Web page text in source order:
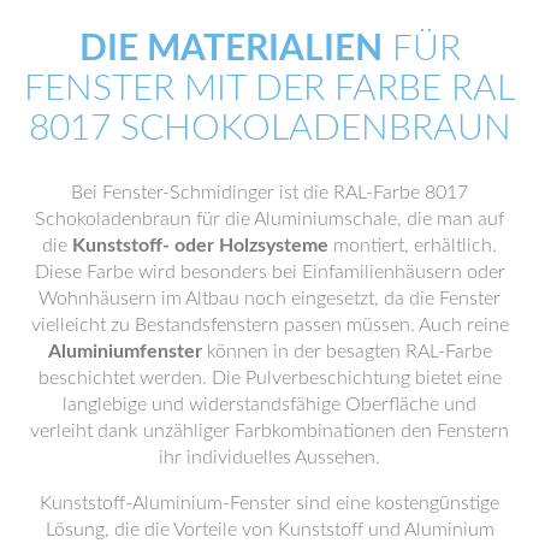
DIE MATERIALIEN FÜR
FENSTER MIT DER FARBE RAL
8017 SCHOKOLADENBRAUN
Bei Fenster-Schmidinger ist die RAL-Farbe 8017
Schokoladenbraun für die Aluminiumschale, die man auf
die Kunststoff- oder Holzsysteme montiert, erhältlich.
Diese Farbe wird besonders bei Einfamilienhäusern oder
Wohnhäusern im Altbau noch eingesetzt, da die Fenster
vielleicht zu Bestandsfenstern passen müssen. Auch reine
Aluminiumfensterkönnen in der besagten RAL-Farbe
beschichtet werden. Die Pulverbeschichtung bietet eine
langlebige und widerstandsfähige Oberfläche und
verleiht dank unzähliger Farbkombinationen den Fenstern
ihr individuelles Aussehen.
Kunststoff-Aluminium-Fenster sind eine kostengünstige
Lösung, die die Vorteile von Kunststoff und Aluminium